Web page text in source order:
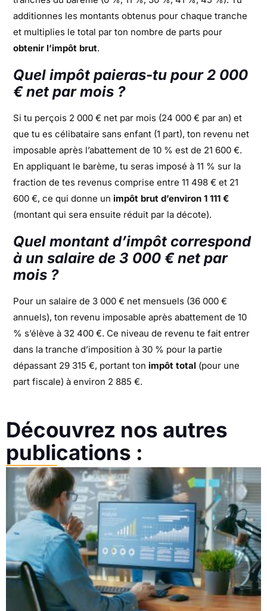
additionnes les montants obtenus pour chaque tranche
et multiplies le total par ton nombre de parts pour
obtenir l’impôt brut.
Quel impôt paieras-tu pour 2 000
€ net par mois ?
Si tu perçois 2 000 € net par mois (24 000 € par an) et
que tu es célibataire sans enfant (1 part), ton revenu net
imposable après l’abattement de 10 % est de 21 600 €.
En appliquant le barème, tu seras imposé à 11 % sur la
fraction de tes revenus comprise entre 11 498 € et 21
600 €, ce qui donne unimpôt brut d’environ 1 111 €
(montant qui sera ensuite réduit par la décote).
Quel montant d’impôt correspond
à un salaire de 3 000 € net par
mois ?
Pour un salaire de 3 000 € net mensuels (36 000 €
annuels), ton revenu imposable après abattement de 10
% s’élève à 32 400 €. Ce niveau de revenu te fait entrer
dans la tranche d’imposition à 30 % pour la partie
dépassant 29 315 €, portant tonimpôt total (pour une
part fiscale) à environ 2 885 €.
Découvrez nos autres
publications :